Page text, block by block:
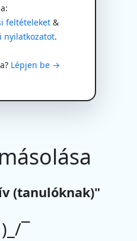
a:
feltételeket&
nyilatkozatot.
Lépjen be →
(tanulóknak)"
¯